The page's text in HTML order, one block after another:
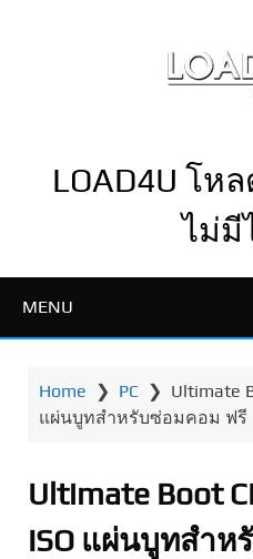
LOAD4U โห
ไม่มี
MENU
Home ❯ PC ❯ Ultimate
แผ่นบูทสำหรับซ่อมคอม ฟรี
Ultimate Boot
ISO แผ่นบูทสำ